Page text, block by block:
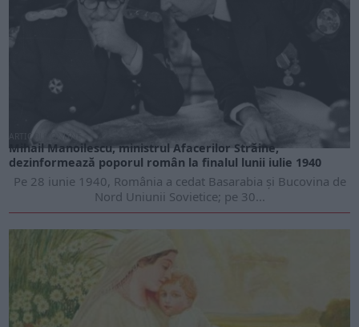
ARTICOLE ONLINE
Mihail Manoilescu, ministrul Afacerilor Străine,
dezinformează poporul român la finalul lunii iulie 1940
Pe 28 iunie 1940, România a cedat Basarabia şi Bucovina de
Nord Uniunii Sovietice; pe 30...